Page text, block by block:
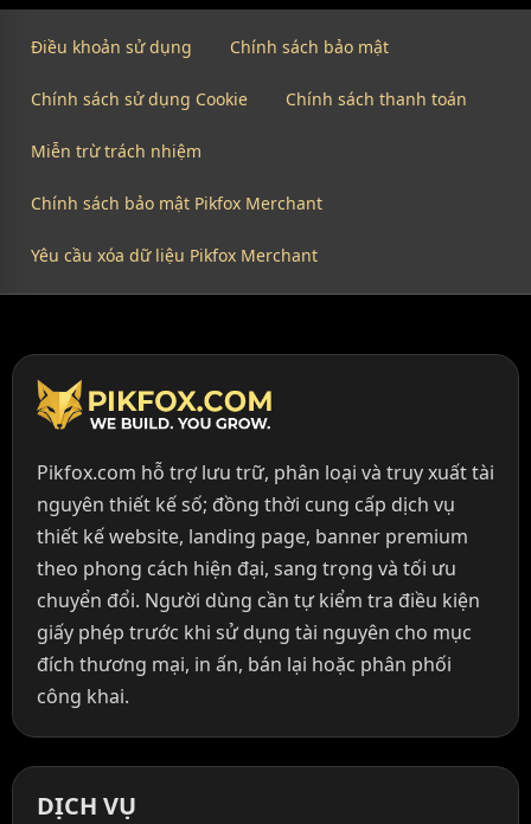
Điều khoản sử dụng Chính sách bảo mật
Chính sách sử dụng Cookie Chính sách thanh toán
Miễn trừ trách nhiệm
Chính sách bảo mật Pikfox Merchant
Yêu cầu xóa dữ liệu Pikfox Merchant
Pikfox.com hỗ trợ lưu trữ, phân loại và truy xuất tài
nguyên thiết kế số; đồng thời cung cấp dịch vụ
thiết kế website, landing page, banner premium
theo phong cách hiện đại, sang trọng và tối ưu
chuyển đổi. Người dùng cần tự kiểm tra điều kiện
giấy phép trước khi sử dụng tài nguyên cho mục
đích thương mại, in ấn, bán lại hoặc phân phối
công khai.
DỊCH VỤ